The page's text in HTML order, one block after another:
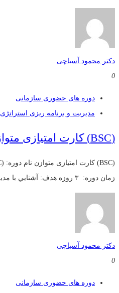
دکتر محمود آسیاچی
0
دوره های حضوری سازمانی
مدیریت و برنامه ریزی استراتژی
(BSC) کارت امتیازی متوازن
زمان دوره: ۳ روزه هدف: آشنايي با مديريت و برنامه ريزي استراتژيک...
دکتر محمود آسیاچی
0
دوره های حضوری سازمانی